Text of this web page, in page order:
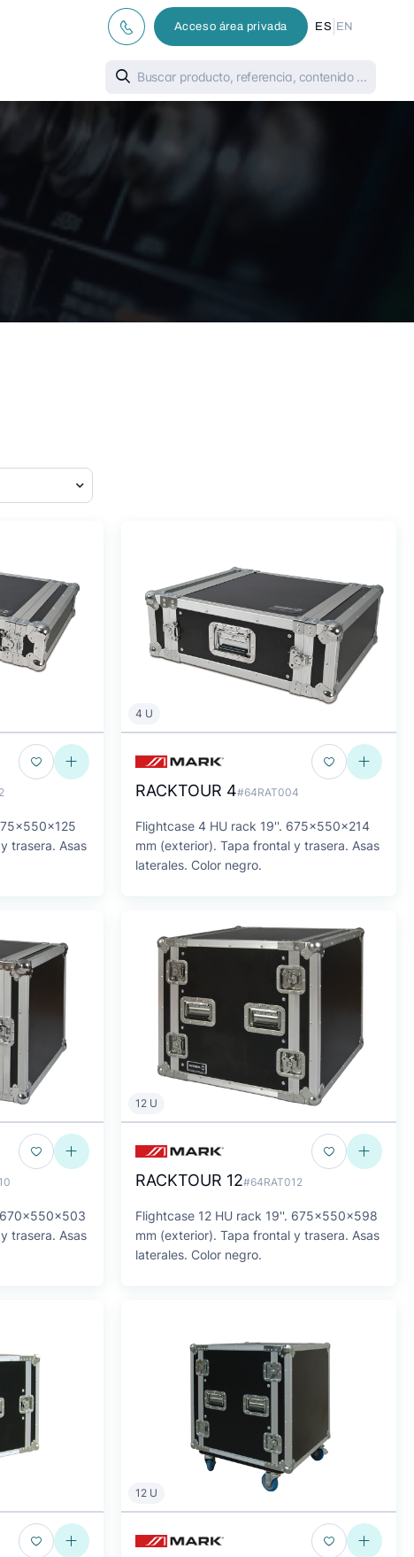
Acceso área privada ES EN
trasera. Asas
4 U
RACKTOUR 4#64RAT004
Flightcase 4 HU rack 19''. 675x550x214
mm (exterior). Tapa frontal y trasera. Asas
laterales. Color negro.
670x550x503
trasera. Asas
12 U
RACKTOUR 12#64RAT012
Flightcase 12 HU rack 19''. 675x550x598
mm (exterior). Tapa frontal y trasera. Asas
laterales. Color negro.
12 U